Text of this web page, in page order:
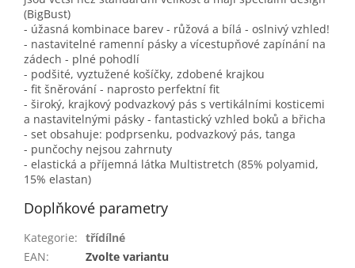
(BigBust)
- úžasná kombinace barev - růžová a bílá - oslnivý vzhled!
- nastavitelné ramenní pásky a vícestupňové zapínání na
zádech - plné pohodlí
- podšité, vyztužené košíčky, zdobené krajkou
- fit šněrování - naprosto perfektní fit
- široký, krajkový podvazkový pás s vertikálními kosticemi
a nastavitelnými pásky - fantastický vzhled boků a břicha
- set obsahuje: podprsenku, podvazkový pás, tanga
- punčochy nejsou zahrnuty
- elastická a příjemná látka Multistretch (85% polyamid,
15% elastan)
Doplňkové parametry
Kategorie: třídílné
EAN: Zvolte variantu